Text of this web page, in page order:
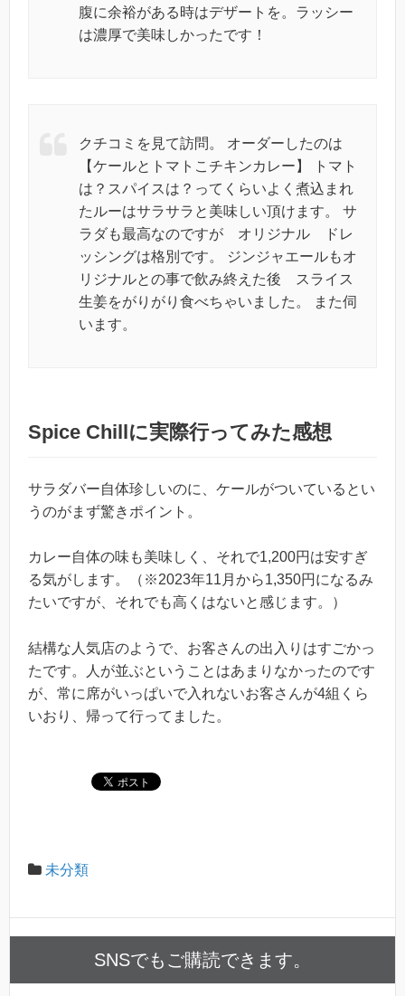
腹に余裕がある時はデザートを。ラッシー
は濃厚で美味しかったです！
クチコミを見て訪問。 オーダーしたのは
【ケールとトマトこチキンカレー】 トマト
は？スパイスは？ってくらいよく煮込まれ
たルーはサラサラと美味しい頂けます。 サ
ラダも最高なのですが オリジナル ドレ
ッシングは格別です。 ジンジャエールもオ
リジナルとの事で飲み終えた後 スライス
生姜をがりがり食べちゃいました。 また伺
います。
Spice Chillに実際行ってみた感想
サラダバー自体珍しいのに、ケールがついているとい
うのがまず驚きポイント。
カレー自体の味も美味しく、それで1,200円は安すぎ
る気がします。（※2023年11月から1,350円になるみ
たいですが、それでも高くはないと感じます。）
結構な人気店のようで、お客さんの出入りはすごかっ
たです。人が並ぶということはあまりなかったのです
が、常に席がいっぱいで入れないお客さんが4組くら
いおり、帰って行ってました。
未分類
SNSでもご購読できます。